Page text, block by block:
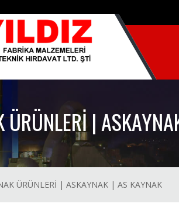
ÜRÜNLERİ |
ÜRÜNLERİ | ASKAYNAK | AS KAYNAK